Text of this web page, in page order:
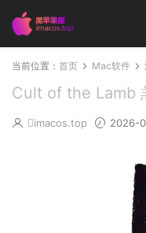
当前位置： 首页 Mac软件
Cult of the Lamb
imacos.top 2026-